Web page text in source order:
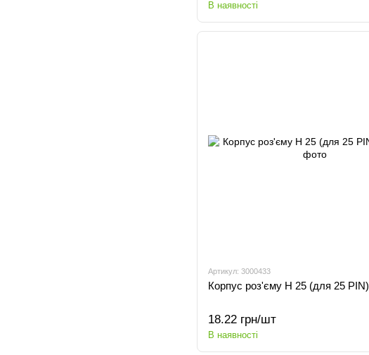
В наявності
Артикул: 3000433
Корпус роз'єму H 25 (для 25 PIN)
18.22 грн/шт
В наявності